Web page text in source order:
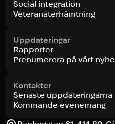
Social integration
Veteranåterhämtning
Uppdateringar
Rapporter
Prenumerera på vårt
Kontakter
Senaste uppdateringarna
Kommande evenemang